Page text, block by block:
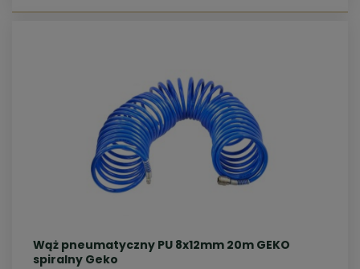
Wąż pneumatyczny PU 8x12mm 20m GEKO
spiralny Geko